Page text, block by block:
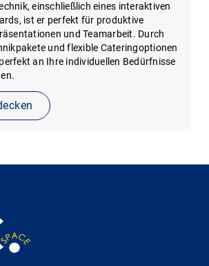
einschließlich eines interaktiven
ist er perfekt für produktive
und Teamarbeit. Durch
und flexible Cateringoptionen
an Ihre individuellen Bedürfnisse